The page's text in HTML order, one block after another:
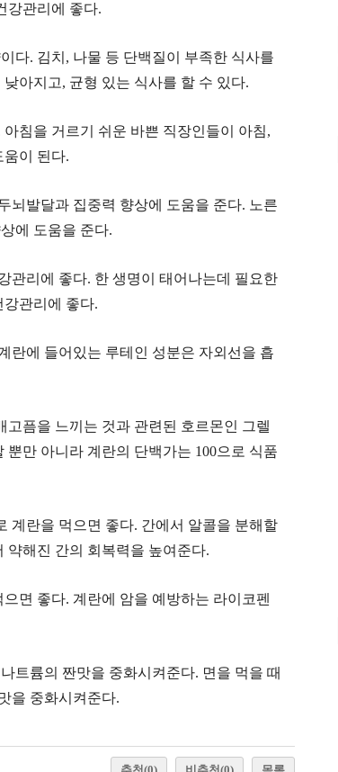
강관리에 좋다.
다. 김치, 나물 등 단백질이 부족한 식사를
아지고, 균형 있는 식사를 할 수 있다.
침을 거르기 쉬운 바쁜 직장인들이 아침,
움이 된다.
뇌발달과 집중력 향상에 도움을 준다. 노른
에 도움을 준다.
관리에 좋다. 한 생명이 태어나는데 필요한
관리에 좋다.
란에 들어있는 루테인 성분은 자외선을 흡
픔을 느끼는 것과 관련된 호르몬인 그렐
만 아니라 계란의 단백가는 100으로 식품
계란을 먹으면 좋다. 간에서 알콜을 분해할
약해진 간의 회복력을 높여준다.
면 좋다. 계란에 암을 예방하는 라이코펜
트륨의 짠맛을 중화시켜준다. 면을 먹을 때
을 중화시켜준다.